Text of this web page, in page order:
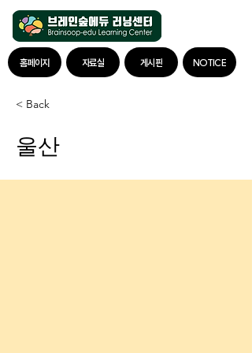
자료실 게시판 NOTICE
홈페이지
< Back
울산